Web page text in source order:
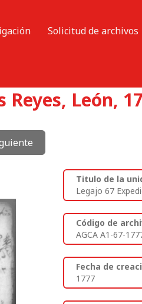
Solicitud de archivos
León,
Titulo de la
Legajo 67
Código de
AGCA A1-67-
Fecha de
1777